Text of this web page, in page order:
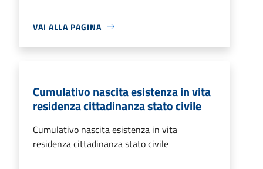
VAI ALLA PAGINA
Cumulativo nascita esistenza in vita
residenza cittadinanza stato civile
Cumulativo nascita esistenza in vita
residenza cittadinanza stato civile